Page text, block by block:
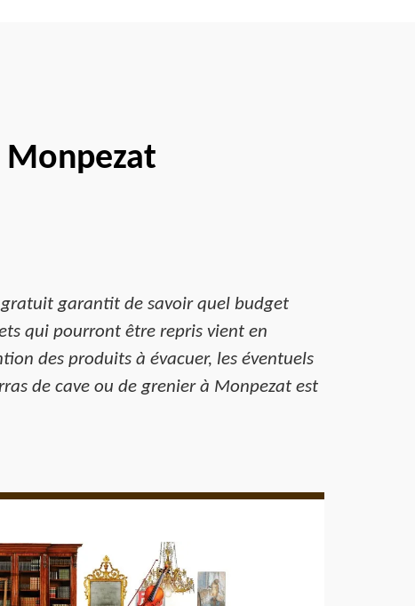
Monpezat
gratuit garantit de savoir quel budget
qui pourront être repris vient en
des produits à évacuer, les éventuels
de cave ou de grenier à Monpezat est